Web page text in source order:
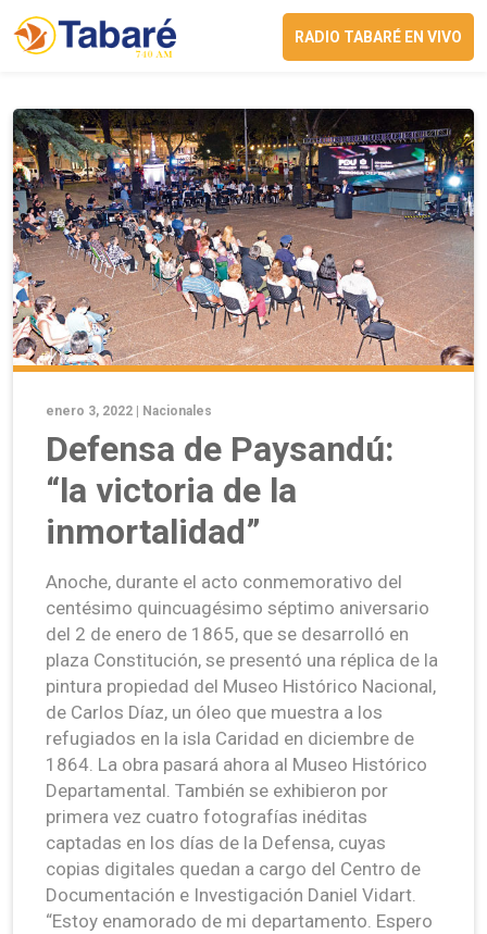
RADIO TABARÉ EN VIVO
enero 3, 2022 | Nacionales
Defensa de Paysandú:
“la victoria de la
inmortalidad”
Anoche, durante el acto conmemorativo del
centésimo quincuagésimo séptimo aniversario
del 2 de enero de 1865, que se desarrolló en
plaza Constitución, se presentó una réplica de la
pintura propiedad del Museo Histórico Nacional,
de Carlos Díaz, un óleo que muestra a los
refugiados en la isla Caridad en diciembre de
1864. La obra pasará ahora al Museo Histórico
Departamental. También se exhibieron por
primera vez cuatro fotografías inéditas
captadas en los días de la Defensa, cuyas
copias digitales quedan a cargo del Centro de
Documentación e Investigación Daniel Vidart.
“Estoy enamorado de mi departamento. Espero